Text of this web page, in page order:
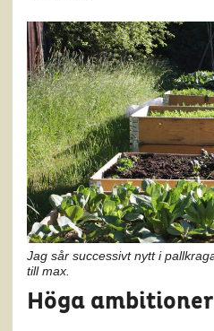
Jag sår successivt nytt i
till max.
Höga ambitioner